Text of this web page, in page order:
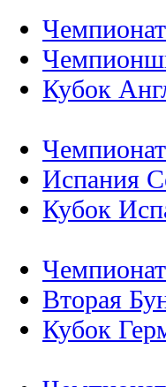
Кубок
Испания
Кубок
Вторая
Кубок